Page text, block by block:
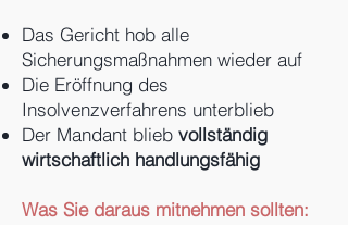
Das Gericht hob alle
Sicherungsmaßnahmen wieder auf
Die Eröffnung des
Insolvenzverfahrens unterblieb
Der Mandant blieb vollständig
wirtschaftlich handlungsfähig
Was Sie daraus mitnehmen sollten: